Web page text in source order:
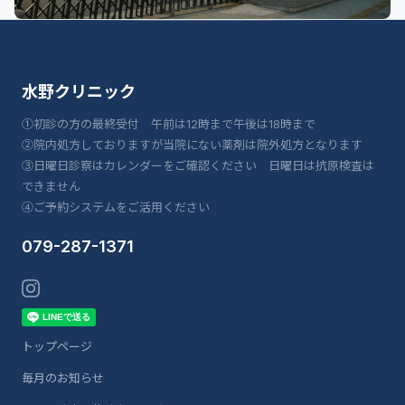
水野クリニック
①初診の方の最終受付 午前は12時まで午後は18時まで
②院内処方しておりますが当院にない薬剤は院外処方となります
③日曜日診察はカレンダーをご確認ください 日曜日は抗原検査は
できません
④ご予約システムをご活用ください
079-287-1371
トップページ
毎月のお知らせ